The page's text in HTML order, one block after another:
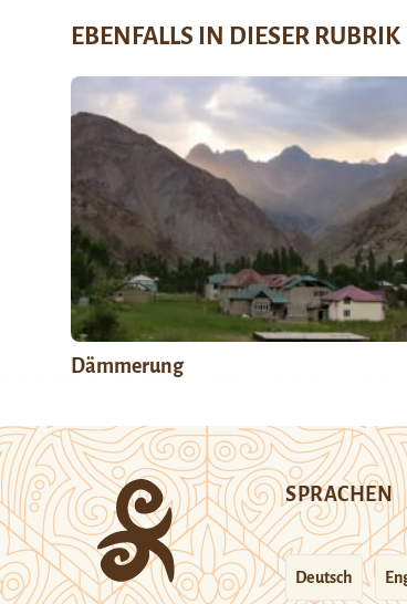
EBENFALLS IN DIESER RUBRIK
Dämmerung
SPRACHEN
Deutsch